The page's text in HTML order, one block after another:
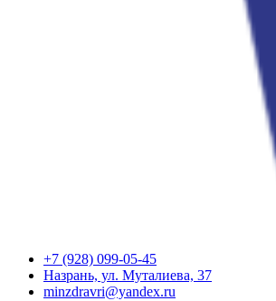
+7 (928) 099-05-45
Назрань, ул. Муталиева, 37
minzdravri@yandex.ru